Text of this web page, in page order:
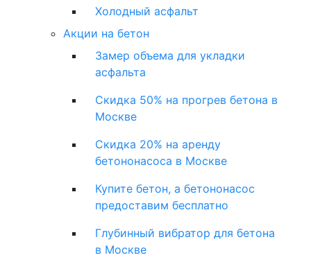
Холодный асфальт
Акции на бетон
Замер объема для укладки
асфальта
Скидка 50% на прогрев бетона в
Москве
Скидка 20% на аренду
бетононасоса в Москве
Купите бетон, а бетононасос
предоставим бесплатно
Глубинный вибратор для бетона
в Москве